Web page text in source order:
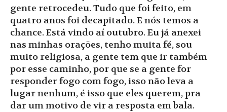
gente retrocedeu. Tudo que foi feito, em
quatro anos foi decapitado. E nós temos a
chance. Está vindo aí outubro. Eu já anexei
nas minhas orações, tenho muita fé, sou
muito religiosa, a gente tem que ir também
por esse caminho, por que se a gente for
responder fogo com fogo, isso não leva a
lugar nenhum, é isso que eles querem, pra
dar um motivo de vir a resposta em bala.